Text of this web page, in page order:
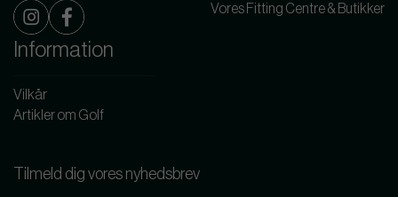
Vores Fitting Centre & Butikker
Information
Vilkår
Artikler om Golf
Tilmeld dig vores nyhedsbrev